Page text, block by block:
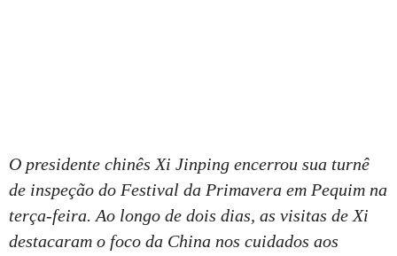
O presidente chinês Xi Jinping encerrou sua turnê
de inspeção do Festival da Primavera em Pequim na
terça-feira. Ao longo de dois dias, as visitas de Xi
destacaram o foco da China nos cuidados aos